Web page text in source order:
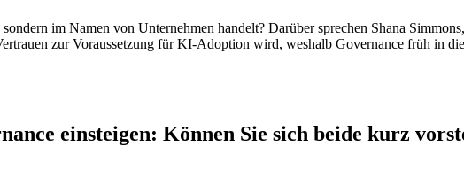
im Namen von Unternehmen handelt? Darüber sprechen Shana
zur Voraussetzung für KI-Adoption wird, weshalb Governance früh in
einsteigen: Können Sie sich beide kurz